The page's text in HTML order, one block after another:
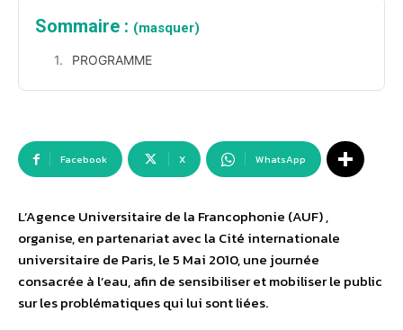
Sommaire : (masquer)
PROGRAMME
Facebook X WhatsApp
L’Agence Universitaire de la Francophonie (AUF) ,
organise, en partenariat avec la Cité internationale
universitaire de Paris, le 5 Mai 2010, une journée
consacrée à l’eau, afin de sensibiliser et mobiliser le public
sur les problématiques qui lui sont liées.